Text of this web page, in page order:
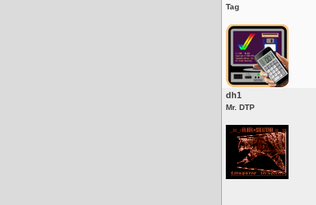
Tag
dh1
Mr. DTP